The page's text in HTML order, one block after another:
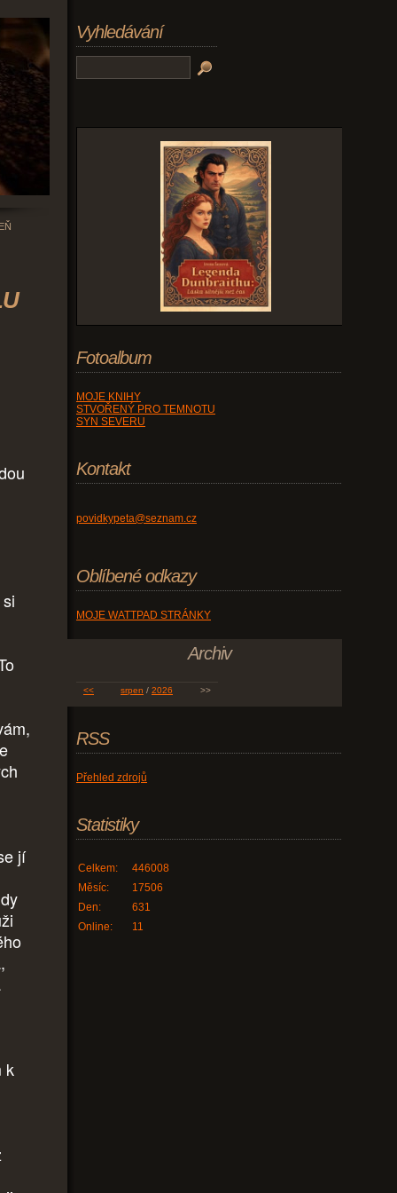
jí
k
Vyhledávání
Fotoalbum
MOJE KNIHY
STVOŘENÝ PRO TEMNOTU
SYN SEVERU
Kontakt
povidkypeta@seznam.cz
Oblíbené odkazy
MOJE WATTPAD STRÁNKY
Archiv
<< srpen / 2026 >>
RSS
Přehled zdrojů
Statistiky
Online: 11
Celkem:
446008
Měsíc:
17506
Den:
631